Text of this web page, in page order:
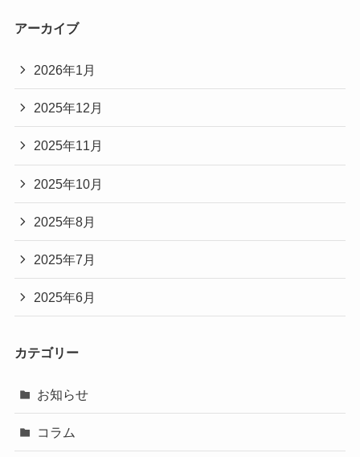
アーカイブ
2026年1月
2025年12月
2025年11月
2025年10月
2025年8月
2025年7月
2025年6月
カテゴリー
お知らせ
コラム